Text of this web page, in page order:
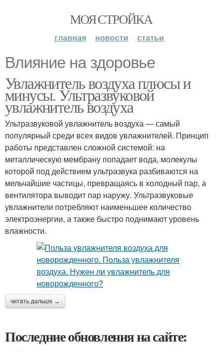
МОЯ СТРОЙКА
главная новости статьи
Влияние на здоровье
Увлажнитель воздуха плюсы и
минусы. Ультразвуковой
увлажнитель воздуха
Ультразвуковой увлажнитель воздуха — самый
популярный среди всех видов увлажнителей. Принцип
работы представлен сложной системой: на
металлическую мембрану попадает вода, молекулы
которой под действием ультразвука разбиваются на
мельчайшие частицы, превращаясь в холодный пар, а
вентилятора выводит пар наружу. Ультразвуковые
увлажнители потребляют наименьшее количество
электроэнергии, а также быстро поднимают уровень
влажности.
читать дальше →
Последние обновления на сайте: